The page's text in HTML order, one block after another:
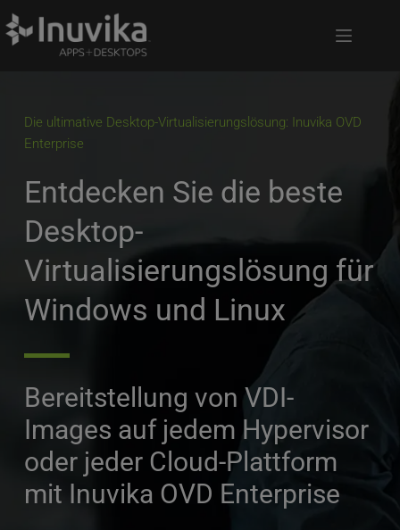
Die ultimative Desktop-Virtualisierungslösung: Inuvika OVD
Enterprise
Entdecken Sie die beste
Desktop-
Virtualisierungslösung für
Windows und Linux
Bereitstellung von VDI-
Images auf jedem Hypervisor
oder jeder Cloud-Plattform
mit Inuvika OVD Enterprise